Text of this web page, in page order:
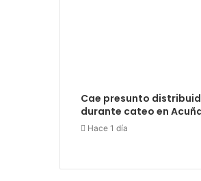
Cae presunto
durante cateo en
Hace 1 día